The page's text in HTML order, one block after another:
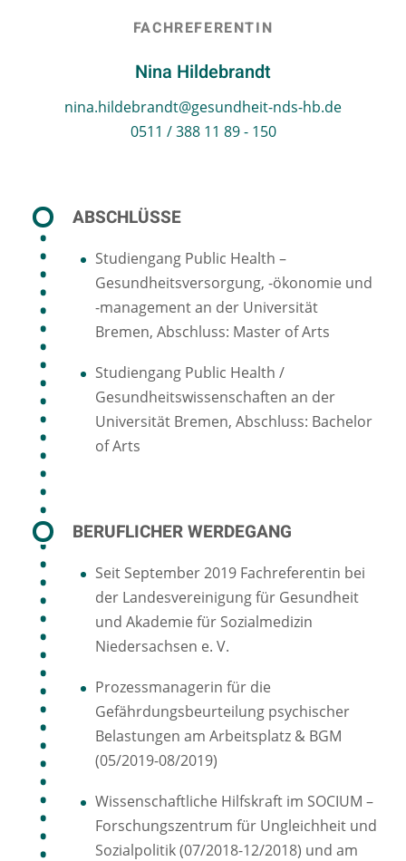
FACHREFERENTIN
Nina Hildebrandt
nina.hildebrandt@gesundheit-nds-hb.de
0511 / 388 11 89 - 150
ABSCHLÜSSE
Studiengang Public Health –
Gesundheitsversorgung, -ökonomie und
-management an der Universität
Bremen, Abschluss: Master of Arts
Studiengang Public Health /
Gesundheitswissenschaften an der
Universität Bremen, Abschluss: Bachelor
of Arts
BERUFLICHER WERDEGANG
Seit September 2019 Fachreferentin bei
der Landesvereinigung für Gesundheit
und Akademie für Sozialmedizin
Niedersachsen e. V.
Prozessmanagerin für die
Gefährdungsbeurteilung psychischer
Belastungen am Arbeitsplatz & BGM
(05/2019-08/2019)
Wissenschaftliche Hilfskraft im SOCIUM –
Forschungszentrum für Ungleichheit und
Sozialpolitik (07/2018-12/2018) und am